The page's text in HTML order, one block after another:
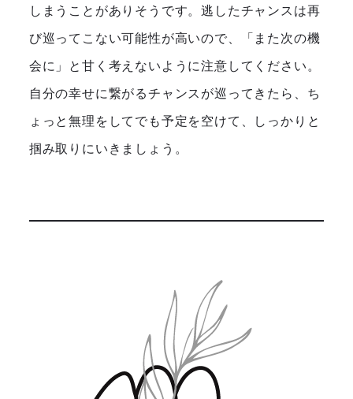
しまうことがありそうです。逃したチャンスは再
び巡ってこない可能性が高いので、「また次の機
会に」と甘く考えないように注意してください。
自分の幸せに繋がるチャンスが巡ってきたら、ち
ょっと無理をしてでも予定を空けて、しっかりと
掴み取りにいきましょう。